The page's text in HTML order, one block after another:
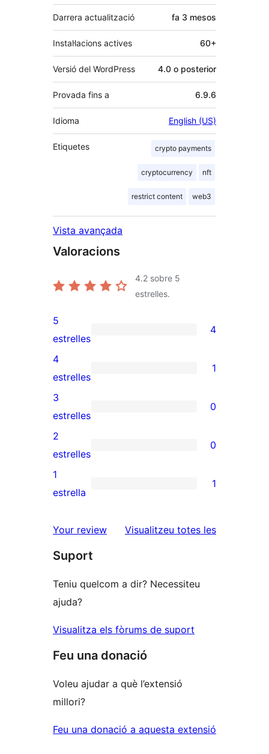
Darrera actualització fa 3 mesos
Instal·lacions actives 60+
Versió del WordPress 4.0 o posterior
Provada fins a 6.9.6
Idioma English (US)
Etiquetes crypto payments
cryptocurrency nft
restrict content web3
Vista avançada
Valoracions
4.2 sobre 5
estrelles.
4
valoracions
de
5
estrelles
5
estrelles
4
1
valoració
de
4
estrelles
4
estrelles
1
0
valoracions
de
3
estrelles
3
estrelles
0
0
valoracions
de
estrelles
2
estrelles
0
1
de
estrelles
1
estrella
1
Your review Visualitzeu totes lesressenyes
Suport
Teniu quelcom a dir? Necessiteu
ajuda?
Visualitza els fòrums de suport
Feu una donació
Voleu ajudar a què l’extensió
millori?
Feu una donació a aquesta extensió